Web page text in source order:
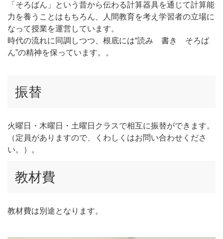
「そろばん」という昔から伝わる計算器具を通じて計算能
力を養うことはもちろん、人間教育を考え学習者の立場に
なって授業を運営しています。
時代の流れに同調しつつ、根底には“読み 書き そろば
ん”の精神を保っています。。
振替
火曜日・木曜日・土曜日クラスで相互に振替ができます。
（定員がありますので、くわしくはお問い合わせくださ
い。）。
教材費
教材費は別途となります。